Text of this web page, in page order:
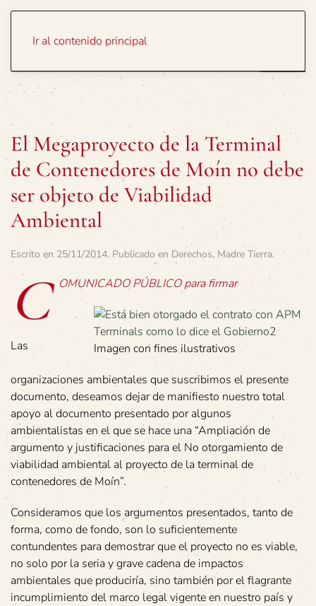
Ir al contenido principal
El Megaproyecto de la Terminal
de Contenedores de Moín no debe
ser objeto de Viabilidad
Ambiental
Escrito en 25/11/2014. Publicado en Derechos, Madre Tierra.
C OMUNICADO PÚBLICO para firmar
Imagen con fines ilustrativos
Las
organizaciones ambientales que suscribimos el presente
documento, deseamos dejar de manifiesto nuestro total
apoyo al documento presentado por algunos
ambientalistas en el que se hace una “Ampliación de
argumento y justificaciones para el No otorgamiento de
viabilidad ambiental al proyecto de la terminal de
contenedores de Moín”.
Consideramos que los argumentos presentados, tanto de
forma, como de fondo, son lo suficientemente
contundentes para demostrar que el proyecto no es viable,
no solo por la seria y grave cadena de impactos
ambientales que produciría, sino también por el flagrante
incumplimiento del marco legal vigente en nuestro país y